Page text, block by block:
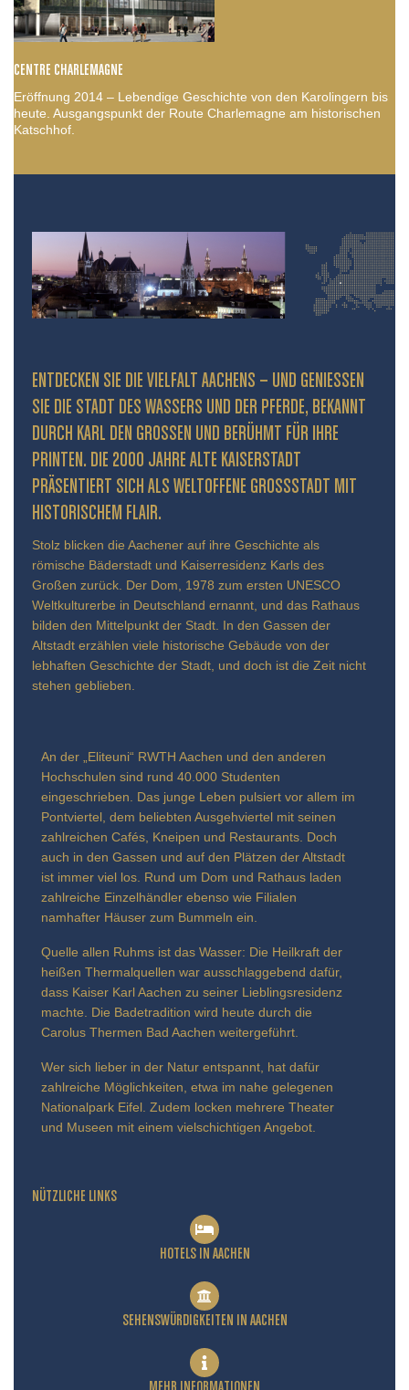
CENTRE CHARLEMAGNE
Eröffnung 2014 – Lebendige Geschichte von den Karolingern bis
heute. Ausgangspunkt der Route Charlemagne am historischen
Katschhof.
ENTDECKEN SIE DIE VIELFALT AACHENS – UND GENIESSEN S
IE DIE STADT DES WASSERS UND DER PFERDE, BEKANNT D
URCH KARL DEN GROSSEN UND BERÜHMT FÜR IHRE PR
INTEN. DIE 2000 JAHRE ALTE KAISERSTADT PR
ÄSENTIERT SICH ALS WELTOFFENE GROSSSTADT MIT HIS
TORISCHEM FLAIR.
Stolz blicken die Aachener auf ihre Geschichte als
römische Bäderstadt und Kaiserresidenz Karls des
Großen zurück. Der Dom, 1978 zum ersten UNESCO
Weltkulturerbe in Deutschland ernannt, und das Rathaus
bilden den Mittelpunkt der Stadt. In den Gassen der
Altstadt erzählen viele historische Gebäude von der
lebhaften Geschichte der Stadt, und doch ist die Zeit nicht
stehen geblieben.
An der „Eliteuni“ RWTH Aachen und den anderen
Hochschulen sind rund 40.000 Studenten
eingeschrieben. Das junge Leben pulsiert vor allem im
Pontviertel, dem beliebten Ausgehviertel mit seinen
zahlreichen Cafés, Kneipen und Restaurants. Doch
auch in den Gassen und auf den Plätzen der Altstadt
ist immer viel los. Rund um Dom und Rathaus laden
zahlreiche Einzelhändler ebenso wie Filialen
namhafter Häuser zum Bummeln ein.
Quelle allen Ruhms ist das Wasser: Die Heilkraft der
heißen Thermalquellen war ausschlaggebend dafür,
dass Kaiser Karl Aachen zu seiner Lieblingsresidenz
machte. Die Badetradition wird heute durch die
Carolus Thermen Bad Aachen weitergeführt.
Wer sich lieber in der Natur entspannt, hat dafür
zahlreiche Möglichkeiten, etwa im nahe gelegenen
Nationalpark Eifel. Zudem locken mehrere Theater
und Museen mit einem vielschichtigen Angebot.
NÜTZLICHE LINKS
HOTELS IN AACHEN
SEHENSWÜRDIGKEITEN IN AACHEN